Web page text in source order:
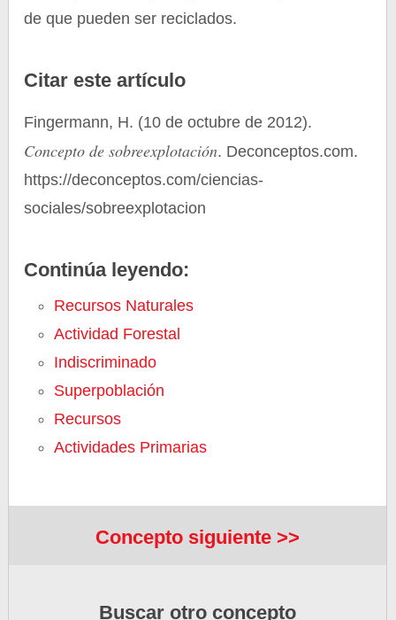
de que pueden ser reciclados.
Citar este artículo
Fingermann, H. (10 de octubre de 2012).
Concepto de sobreexplotación. Deconceptos.com.
https://deconceptos.com/ciencias-
sociales/sobreexplotacion
Continúa leyendo:
Recursos Naturales
Actividad Forestal
Indiscriminado
Superpoblación
Recursos
Actividades Primarias
Concepto siguiente >>
Buscar otro concepto